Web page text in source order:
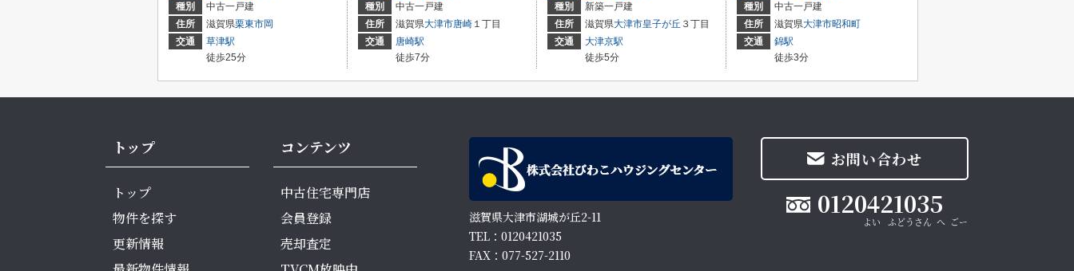
種別
中古一戸建
住所
滋賀県栗東市岡
交通
草津駅
徒歩25分
種別
中古一戸建
住所
滋賀県大津市唐崎 １丁目
交通
唐崎駅
徒歩7分
種別
新築一戸建
住所
滋賀県大津市皇子が丘 ３丁目
交通
大津京駅
徒歩5分
種別
中古一戸建
住所
滋賀県大津市昭和町
交通
錦駅
徒歩3分
トップ
トップ
物件を探す
更新情報
コンテンツ
中古住宅専門店
会員登録
売却査定
滋賀県大津市湖城が丘2-11
TEL：0120421035
FAX：077-527-2110
お問い合わせ
0120421035